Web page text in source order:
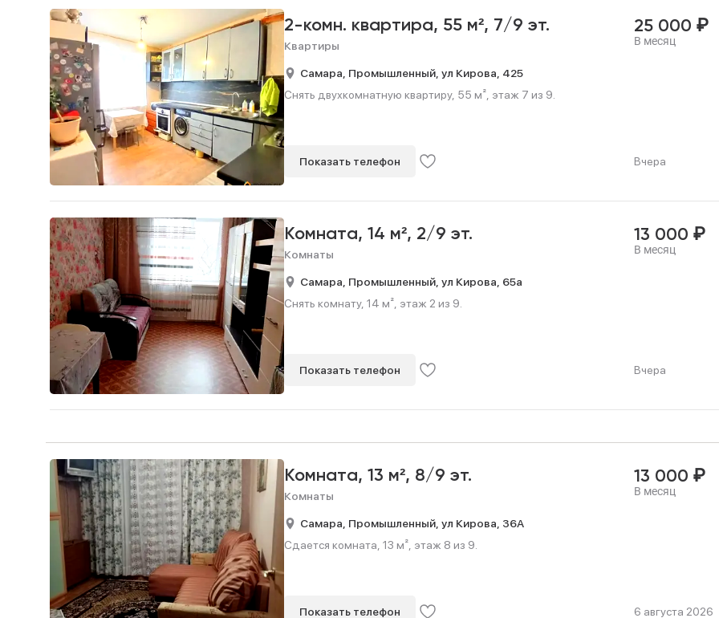
2-комн. квартира, 55 м², 7/9 эт.
Квартиры
25 000 ₽
В месяц
Самара, Промышленный, ул Кирова, 425
Снять двухкомнатную квартиру, 55 м², этаж 7 из 9.
Показать телефон Вчера
Комната, 14 м², 2/9 эт.
Комнаты
13 000 ₽
В месяц
Самара, Промышленный, ул Кирова, 65а
Снять комнату, 14 м², этаж 2 из 9.
Показать телефон Вчера
Комната, 13 м², 8/9 эт.
Комнаты
13 000 ₽
В месяц
Самара, Промышленный, ул Кирова, 36А
Сдается комната, 13 м², этаж 8 из 9.
Показать телефон 6 августа 2026